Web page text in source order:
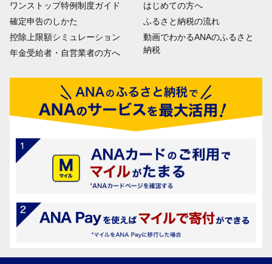
ワンストップ特例制度ガイド
確定申告のしかた
控除上限額シミュレーション
年金受給者・自営業者の方へ
はじめての方へ
ふるさと納税の流れ
動画でわかるANAのふるさと
納税